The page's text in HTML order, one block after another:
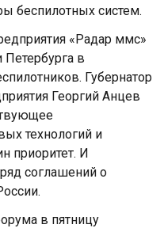
беспилотных систем.
«Радар ммс»
в
Губернатор
Георгий Анцев
технологий и
приоритет. И
соглашений о
в пятницу